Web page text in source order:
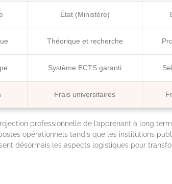
État (Ministère)
Théorique et recherche
Système ECTS garanti
Frais universitaires
professionnelle de l’apprenant à long
opérationnels tandis que les institutions
désormais les aspects logistiques pour